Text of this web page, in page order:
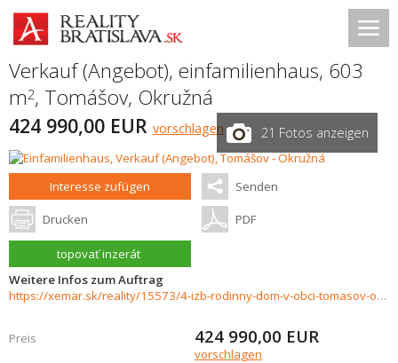
Verkauf (Angebot), einfamilienhaus, 603
m2, Tomášov, Okružná
424 990,00 EUR vorschlagen 21 Fotos anzeigen
Interesse zufügen Senden
Drucken PDF
topovať inzerát
Weitere Infos zum Auftrag
https://xemar.sk/reality/15573/4-izb-rodinny-dom-v-obci-tomasov-okruzna-ul-okrsc
Preis 424 990,00 EUR
vorschlagen